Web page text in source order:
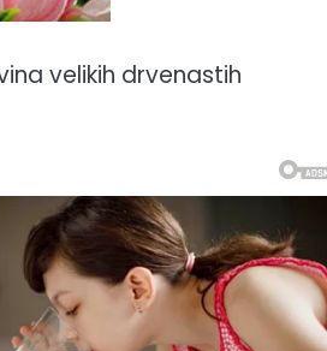
velikih drvenastih